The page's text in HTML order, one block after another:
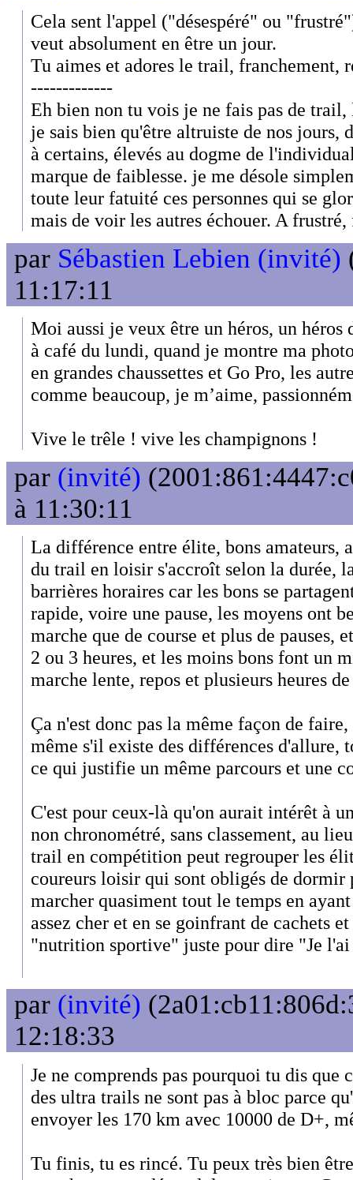
Cela sent l'appel ("désespéré" ou
veut absolument en être un jour.
Tu aimes et adores le trail, franchement,
-------------
Eh bien non tu vois je ne fais pas de trail,
je sais bien qu'être altruiste de nos jours,
à certains, élevés au dogme de
marque de faiblesse. je me désole
toute leur fatuité ces personnes qui se
mais de voir les autres échouer. A
par Sébastien Lebien (invité)
11:17:11
Moi aussi je veux être un héros, un
à café du lundi, quand je montre ma
en grandes chaussettes et Go Pro, les
comme beaucoup, je m’aime,
Vive le trêle ! vive les champignons !
par (invité)
à 11:30:11
La différence entre élite, bons amateurs,
du trail en loisir s'accroît selon la durée,
barrières horaires car les bons se
rapide, voire une pause, les moyens ont
marche que de course et plus de pauses,
2 ou 3 heures, et les moins bons font un
marche lente, repos et plusieurs heures
Ça n'est donc pas la même façon de
même s'il existe des différences d'allure,
ce qui justifie un même parcours et une
C'est pour ceux-là qu'on aurait intérêt à
non chronométré, sans classement, au
trail en compétition peut regrouper les
coureurs loisir qui sont obligés de dormir
marcher quasiment tout le temps en
assez cher et en se goinfrant de cachets
"nutrition sportive" juste pour dire "Je
par (invité)
12:18:33
Je ne comprends pas pourquoi tu dis que
des ultra trails ne sont pas à bloc parce
envoyer les 170 km avec 10000 de D+,
Tu finis, tu es rincé. Tu peux très bien